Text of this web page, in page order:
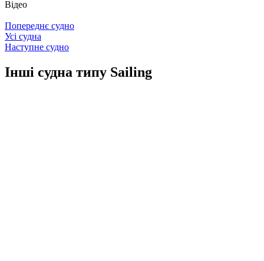
Відео
Попереднє судно
Усі судна
Наступне судно
Інші судна типу Sailing